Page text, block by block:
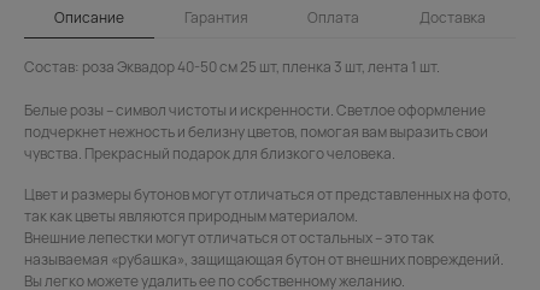
Описание Гарантия Оплата Доставка
Состав: роза Эквадор 40-50 см 25 шт, пленка 3 шт, лента 1 шт.
Белые розы – символ чистоты и искренности. Светлое оформление
подчеркнет нежность и белизну цветов, помогая вам выразить свои
чувства. Прекрасный подарок для близкого человека.
Цвет и размеры бутонов могут отличаться от представленных на фото,
так как цветы являются природным материалом.
Внешние лепестки могут отличаться от остальных – это так
называемая «рубашка», защищающая бутон от внешних повреждений.
Вы легко можете удалить ее по собственному желанию.